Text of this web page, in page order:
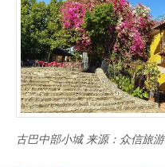
古巴中部小城 来源：众信旅游